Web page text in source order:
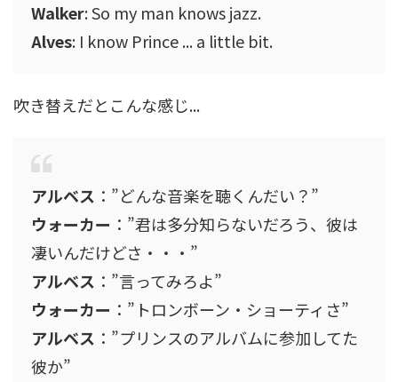
Walker: So my man knows jazz.
Alves: I know Prince ... a little bit.
吹き替えだとこんな感じ...
アルベス ：”どんな音楽を聴くんだい？”
ウォーカー ：”君は多分知らないだろう、彼は
凄いんだけどさ・・・”
アルベス ：”言ってみろよ”
ウォーカー ：”トロンボーン・ショーティさ”
アルベス ：”プリンスのアルバムに参加してた
彼か”